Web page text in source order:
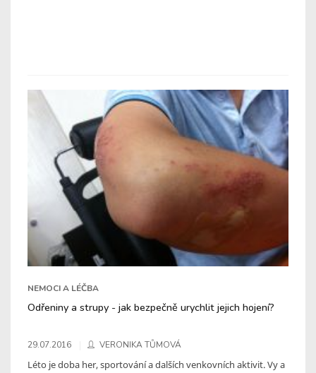
NEMOCI A LÉČBA
Odřeniny a strupy - jak bezpečně urychlit jejich hojení?
29.07.2016 VERONIKA TŮMOVÁ
Léto je doba her, sportování a dalších venkovních aktivit. Vy a